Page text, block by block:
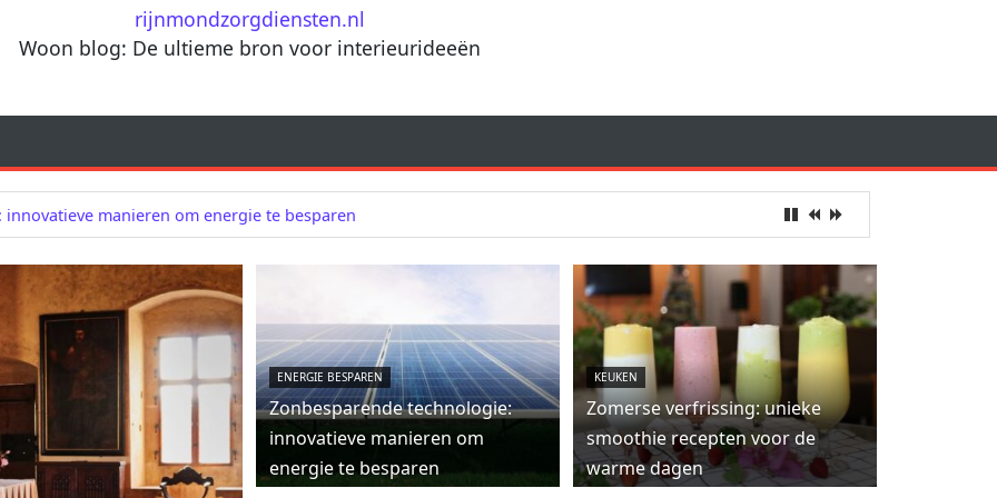
rijnmondzorgdiensten.nl
Woon blog: De ultieme bron voor interieurideeën
manieren om energie te besparen
ENERGIE BESPAREN
Zonbesparende technologie:
innovatieve manieren om
energie te besparen
KEUKEN
Zomerse verfrissing: unieke
smoothie recepten voor de
warme dagen